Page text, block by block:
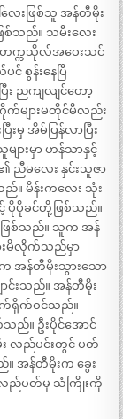
ေးဖြစ်သူ အန်တီမိုး
သည်။ သမီးလေး
က္ကသိုလ်အဝေးသင်
စွန်းနေပြီ
း ညကျလျင်တော့
များမတိုင်မီလည်း
မှ အိမ်ပြန်လာပြီး
းမှာ ဟန်သာနှင့်
ညီမလေး နှင်းသူဇာ
ည်။ မိန်းကလေး သုံး
င့် ပိုပိုခင်တို့ဖြစ်သည်။
ြစ်သည်။ သူက အန်
မိလိုက်သည်မှာ
က အန်တီမိုးသွားသော
င်းသည်။ အန်တီမိုး
က်ရိုက်ဝင်သည်။
ည်။ ဦးပိုင်အောင်
လည်ပင်းတွင် ပတ်
အန်တီမိုးက ခွေး
လည်ပတ်မှ သံကြိုးကို